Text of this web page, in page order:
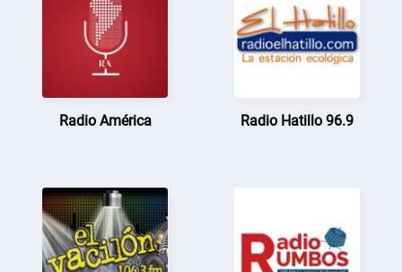
Radio América Radio Hatillo 96.9